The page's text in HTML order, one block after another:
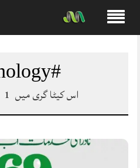
#Technology
اس کیٹا گری میں 1